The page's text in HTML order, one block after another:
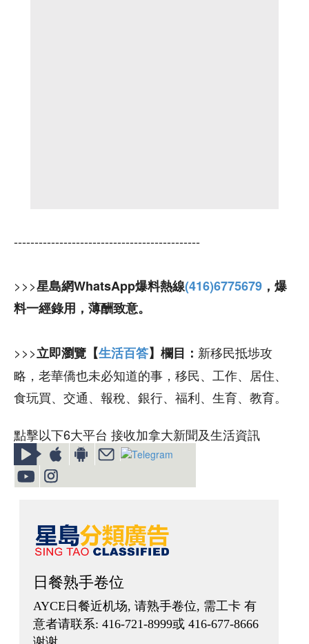
---------------------------------------------
>>>星島網WhatsApp爆料熱線(416)6775679 ，爆
料一經錄用，薄酬致意。
>>>立即瀏覽【生活百答】欄目： 新移民抵埗攻
略，老華僑也未必知道的事，移民、工作、居住、
食玩買、交通、報稅、銀行、福利、生育、教育。
點擊以下6大平台 接收加拿大新聞及生活資訊